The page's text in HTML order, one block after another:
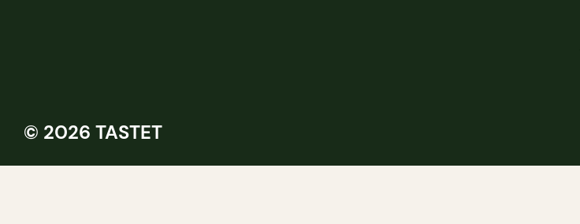
© 2026 TASTET